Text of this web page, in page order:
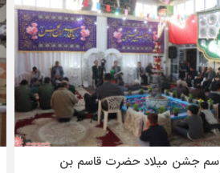
جشن میلاد حضرت قاسم بن